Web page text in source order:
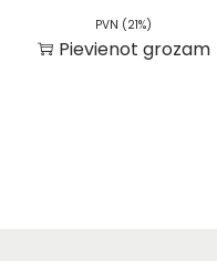
PVN (21%)
Pievienot grozam